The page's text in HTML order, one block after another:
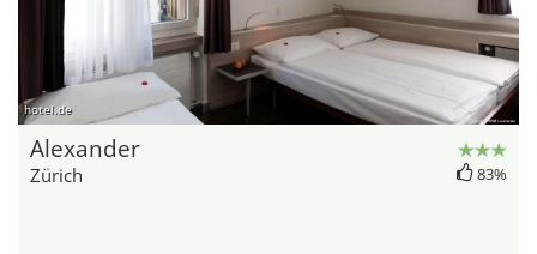
hotel.de
Alexander
Zürich 83%